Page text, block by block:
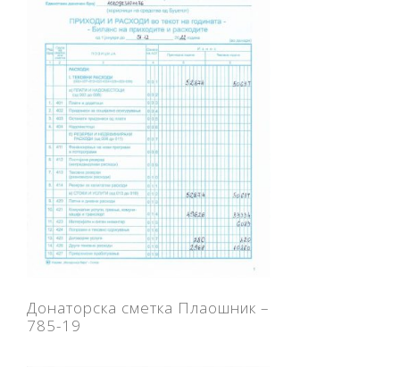
Донаторска сметка Плаошник –
785-19